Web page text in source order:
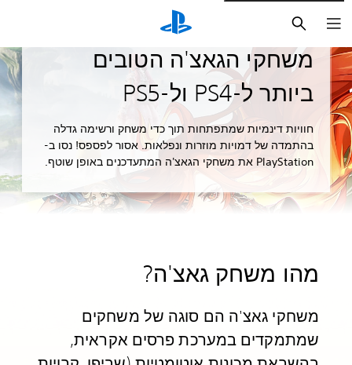
חיפוש
מדריכים ומאמרי דעה
משחקי הגאצ'ה הטובים
ביותר ל-PS4 ול-PS5
חוויות דינמיות שמתפתחות תוך כדי משחק ורשימה גדלה
בהתמדה של דמויות מוזרות ונפלאות. אסור לפספס! נסו ב-
PlayStation את משחקי הגאצ'ה המתעדכנים באופן שוטף.
מהו משחק גאצ'ה?
משחקי גאצ'ה הם סוגה של משחקים
שמתמקדים במערכת פרסים אקראית,